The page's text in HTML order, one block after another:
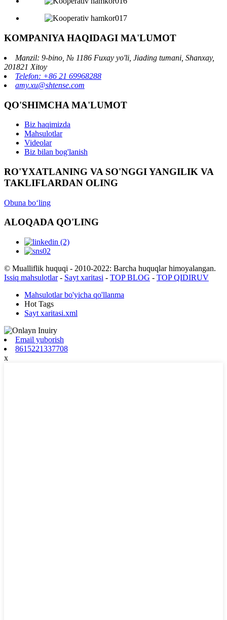
KOMPANIYA HAQIDAGI MA'LUMOT
Manzil: 9-bino, № 1186 Fuxay yo'li, Jiading tumani, Shanxay,
201821 Xitoy
Telefon: +86 21 69968288
amy.xu@shtense.com
QO'SHIMCHA MA'LUMOT
Biz haqimizda
Mahsulotlar
Videolar
Biz bilan bog'lanish
RO'YXATLANING VA SO'NGGI YANGILIK VA
TAKLIFLARDAN OLING
Obuna boʻling
ALOQADA QO'LING
© Mualliflik huquqi - 2010-2022: Barcha huquqlar himoyalangan.
Issiq mahsulotlar- Sayt xaritasi - TOP BLOG - TOP QIDIRUV
Mahsulotlar bo'yicha qo'llanma
Hot Tags
Sayt xaritasi.xml
Email yuborish
8615221337708
x